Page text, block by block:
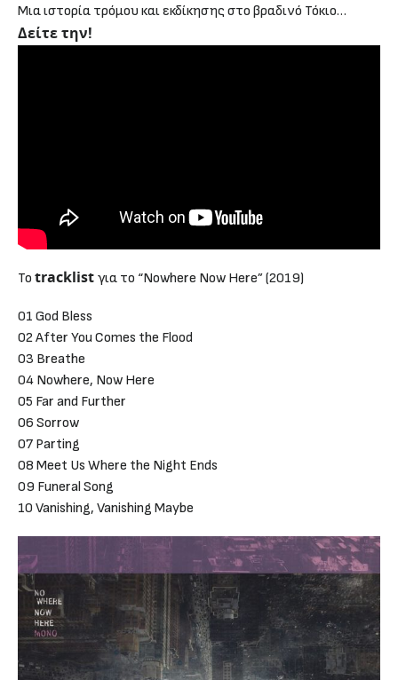
Mια ιστορία τρόμου και εκδίκησης στο βραδινό Τόκιο…
Δείτε την!
Το tracklist για το “Nowhere Now Here” (2019)
01 God Bless
02 After You Comes the Flood
03 Breathe
04 Nowhere, Now Here
05 Far and Further
06 Sorrow
07 Parting
08 Meet Us Where the Night Ends
09 Funeral Song
10 Vanishing, Vanishing Maybe